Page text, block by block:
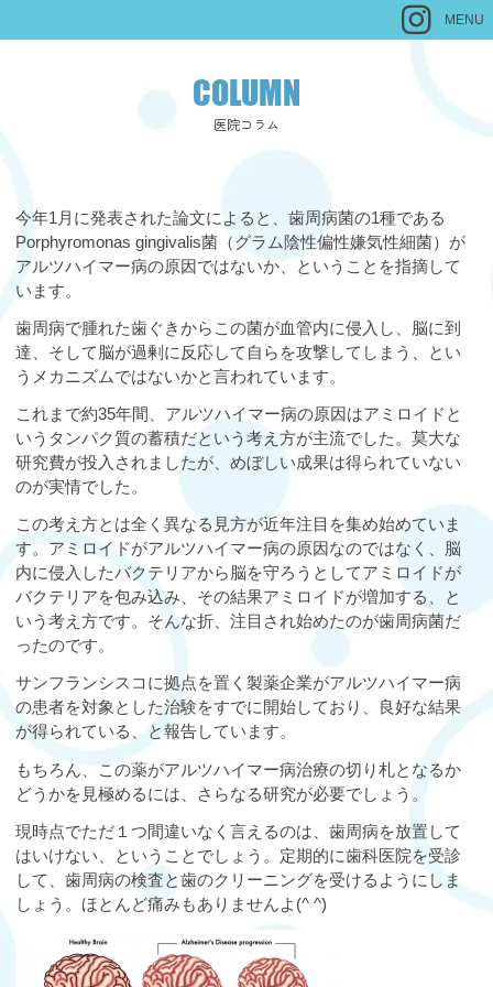
MENU
COLUMN
医院コラム
今年1月に発表された論文によると、歯周病菌の1種である
Porphyromonas gingivalis菌（グラム陰性偏性嫌気性細菌）が
アルツハイマー病の原因ではないか、ということを指摘して
います。
歯周病で腫れた歯ぐきからこの菌が血管内に侵入し、脳に到
達、そして脳が過剰に反応して自らを攻撃してしまう、とい
うメカニズムではないかと言われています。
これまで約35年間、アルツハイマー病の原因はアミロイドと
いうタンパク質の蓄積だという考え方が主流でした。莫大な
研究費が投入されましたが、めぼしい成果は得られていない
のが実情でした。
この考え方とは全く異なる見方が近年注目を集め始めていま
す。アミロイドがアルツハイマー病の原因なのではなく、脳
内に侵入したバクテリアから脳を守ろうとしてアミロイドが
バクテリアを包み込み、その結果アミロイドが増加する、と
いう考え方です。そんな折、注目され始めたのが歯周病菌だ
ったのです。
サンフランシスコに拠点を置く製薬企業がアルツハイマー病
の患者を対象とした治験をすでに開始しており、良好な結果
が得られている、と報告しています。
もちろん、この薬がアルツハイマー病治療の切り札となるか
どうかを見極めるには、さらなる研究が必要でしょう。
現時点でただ１つ間違いなく言えるのは、歯周病を放置して
はいけない、ということでしょう。定期的に歯科医院を受診
して、歯周病の検査と歯のクリーニングを受けるようにしま
しょう。ほとんど痛みもありませんよ(^ ^)